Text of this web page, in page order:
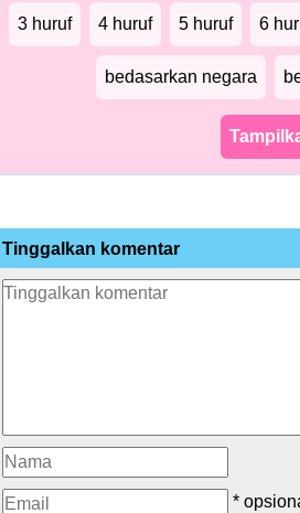
3 huruf 4 huruf 5 huruf 6
bedasarkan negara
Tinggalkan komentar
*